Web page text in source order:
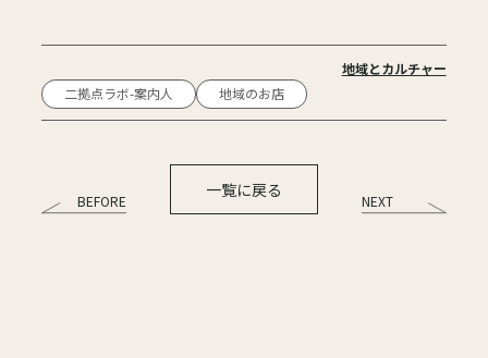
地域とカルチャー
二拠点ラボ-案内人
地域のお店
BEFORE
一覧に戻る
NEXT